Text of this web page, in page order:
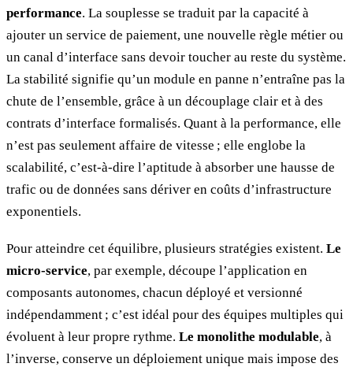
performance. La souplesse se traduit par la capacité à
ajouter un service de paiement, une nouvelle règle métier ou
un canal d’interface sans devoir toucher au reste du système.
La stabilité signifie qu’un module en panne n’entraîne pas la
chute de l’ensemble, grâce à un découplage clair et à des
contrats d’interface formalisés. Quant à la performance, elle
n’est pas seulement affaire de vitesse ; elle englobe la
scalabilité, c’est‑à‑dire l’aptitude à absorber une hausse de
trafic ou de données sans dériver en coûts d’infrastructure
exponentiels.
Pour atteindre cet équilibre, plusieurs stratégies existent. Le
micro‑service, par exemple, découpe l’application en
composants autonomes, chacun déployé et versionné
indépendamment ; c’est idéal pour des équipes multiples qui
évoluent à leur propre rythme. Le monolithe modulable, à
l’inverse, conserve un déploiement unique mais impose des